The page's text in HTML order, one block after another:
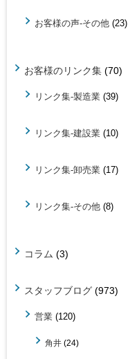
お客様の声-その他 (23)
お客様のリンク集 (70)
リンク集-製造業 (39)
リンク集-建設業 (10)
リンク集-卸売業 (17)
リンク集-その他 (8)
コラム (3)
スタッフブログ (973)
営業 (120)
角井 (24)